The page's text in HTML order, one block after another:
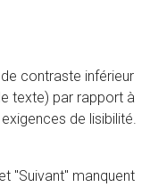
contraste inférieur
texte) par rapport à
de lisibilité.
"Suivant" manquent